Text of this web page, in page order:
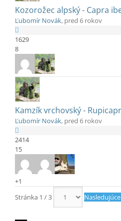
Kozorožec alpský - Capra
Ľubomír Novák, pred 6 rokov
1629
8
Kamzík vrchovský -
Ľubomír Novák, pred 6 rokov
2414
15
+1
Stránka 1 / 3
Nasledujúce